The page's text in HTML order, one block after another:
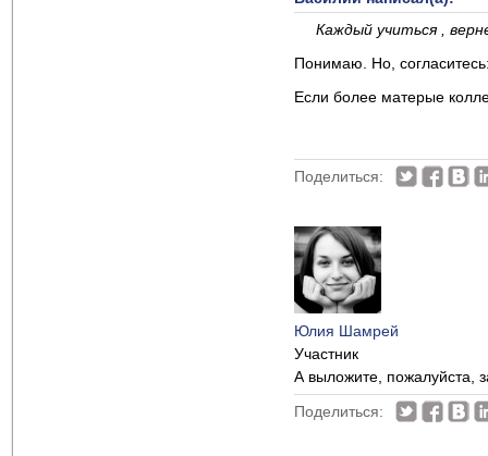
Каждый учиться ,
Понимаю. Но,
Если более матерые
Поделиться:
Юлия Шамрей
Участник
А выложите, пожалуйста,
Поделиться: